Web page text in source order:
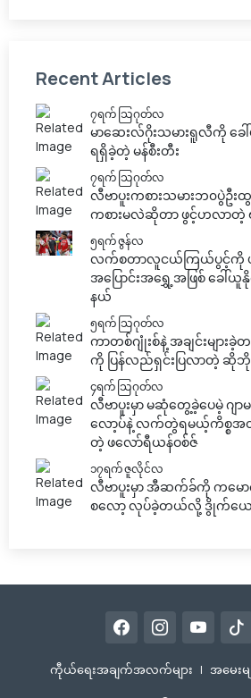
Recent Articles
၇ရက် သြဂုတ်လ
မာဆေးလ်ဂိုးသမားရူလီကို ခ
ရရှိခဲ့တဲ့ မန်စီးတီး
၇ရက် သြဂုတ်လ
လီဗာပူးကစားသမားဘ၀ပွဲ
ကစားမလဲဆိုတာ ဖွင့်ဟလာတဲ့
၅ရက် ဇွန်လ
လက်စတာလူငယ်ကြယ်ပွင့်ကို
အပြောင်းအရွှေ့အဖြစ် ခေါ်
နယ်
၅ရက် သြဂုတ်လ
ကာတစ်ဂျုံးစ်နဲ့ အချင်းမျာ
ကို ပြန်လည်ရှင်းပြလာတဲ့ ဆို
၄ရက် သြဂုတ်လ
လီဗာပူးမှာ မဆုံတွေ့ခဲ့ပေမဲ့ ဂျ
လော့ပ်နဲ့ လက်တွဲရမယ့်ကိစ္စအ
တဲ့ ဖလော်ရီယန်ဝစ်ဇ်
၁၇ရက် ဇူလိုင်လ
လီဗာပူးမှာ အီဆက်ခ်ကို ကမော
စလော့ လုပ်ခဲ့တယ်လို့ ဒွိုက်ယေ
ကီုယ်ရေးအချက်အလက်များ | အမေးမ